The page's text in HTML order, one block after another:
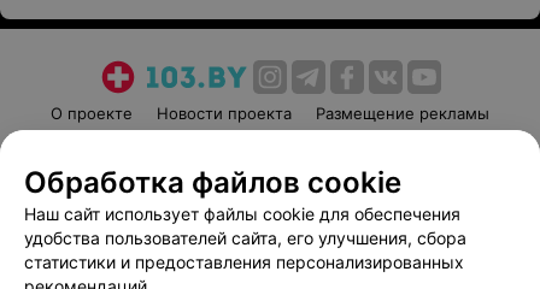
О проекте Новости проекта
Размещение рекламы
Пользовательское соглашение
Способы оплаты
Вакансии
Партнеры
Написать руководителю 103.by
Обработка файлов cookie
Наш сайт использует файлы cookie для обеспечения
удобства пользователей сайта, его улучшения, сбора
статистики и предоставления персонализированных